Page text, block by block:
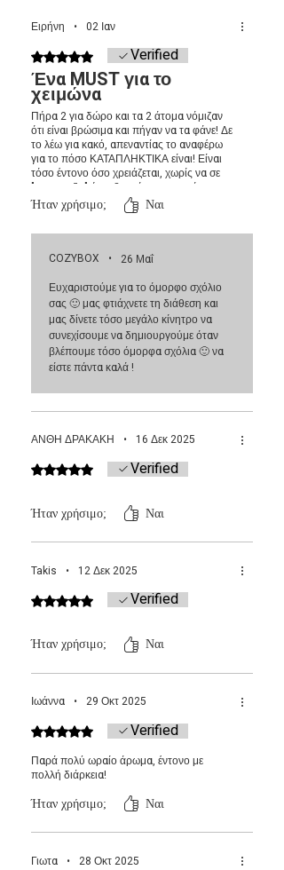
καύσης
• Φτιαγμένα από 100% φυτικό κερί
ελαιοκράμβης & καρύδας
το wax melt να γίνει πάλι κρύο και να πήξει.
Ειρήνη • 02 Ιαν
Βαθμολογήθηκε με 5 από 5 αστέρια.
Verified
Ένα MUST για το
χειμώνα
Πήρα 2 για δώρο και τα 2 άτομα νόμιζαν
ότι είναι βρώσιμα και πήγαν να τα φάνε! Δε
το λέω για κακό, απεναντίας το αναφέρω
για το πόσο ΚΑΤΑΠΛΗΚΤΙΚΑ είναι! Είναι
τόσο έντονο όσο χρειάζεται, χωρίς να σε
"μπουχτιζει" ή να βαραίνει την ατμόσφαιρα.
Το άρωμα; Ε εννοείται τέλειο. Φοβόμουν
ότι μπορεί να ήταν βαρύ αλλά χάρηκα
τόσο πολύ που ήταν τόσο ισορροπημένο.
Ήταν χρήσιμο; Ναι
COZYBOX •
26 Μαΐ
Ευχαριστούμε για το όμορφο σχόλιο
σας 🙂 μας φτιάχνετε τη διάθεση και
μας δίνετε τόσο μεγάλο κίνητρο να
συνεχίσουμε να δημιουργούμε όταν
βλέπουμε τόσο όμορφα σχόλια 🙂 να
είστε πάντα καλά !
ΑΝΘΗ ΔΡΑΚΑΚΗ • 16 Δεκ 2025
Βαθμολογήθηκε με 5 από 5 αστέρια.
Verified
Ήταν χρήσιμο; Ναι
Takis • 12 Δεκ 2025
Βαθμολογήθηκε με 5 από 5 αστέρια.
Verified
Ήταν χρήσιμο; Ναι
Ιωάννα • 29 Οκτ 2025
Βαθμολογήθηκε με 5 από 5 αστέρια.
Verified
Παρά πολύ ωραίο άρωμα, έντονο με
πολλή διάρκεια!
Ήταν χρήσιμο; Ναι
Γιωτα • 28 Οκτ 2025